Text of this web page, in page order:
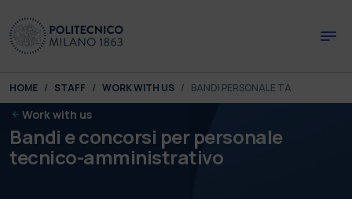
You are here:
HOME STAFF WORK WITH US BANDI PERSONALE TA
Work with us
Bandi e concorsi per personale
tecnico-amministrativo